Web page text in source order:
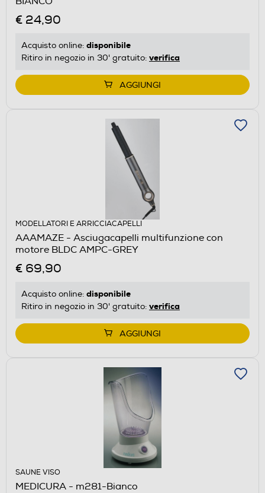
€ 24,90
Acquisto online: disponibile
Ritiro in negozio in 30' gratuito: verifica
AGGIUNGI
MODELLATORI E ARRICCIACAPELLI
AAAMAZE - Asciugacapelli multifunzione con
motore BLDC AMPC-GREY
€ 69,90
Acquisto online: disponibile
Ritiro in negozio in 30' gratuito: verifica
AGGIUNGI
SAUNE VISO
MEDICURA - m281-Bianco